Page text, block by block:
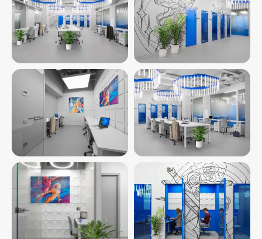
Нужен только
юридический адрес
с почтовым
обслуживанием?
Напишите нам в WhatsApp или в
Telegram, юрадрес какой ИФНС вам
нужен, и мы подберем для Вас
подходящий вариант.
Написать нам в MAX
Написать нам в Telegram